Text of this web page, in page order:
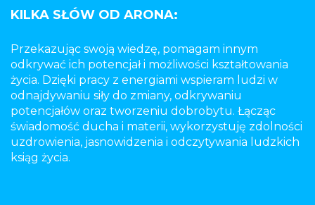
KILKA SŁÓW OD ARONA:
Przekazując swoją wiedzę, pomagam innym
odkrywać ich potencjał i możliwości kształtowania
życia. Dzięki pracy z energiami wspieram ludzi w
odnajdywaniu siły do zmiany, odkrywaniu
potencjałów oraz tworzeniu dobrobytu. Łącząc
świadomość ducha i materii, wykorzystuję zdolności
uzdrowienia, jasnowidzenia i odczytywania ludzkich
ksiąg życia.